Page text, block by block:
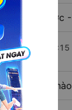
Cái Nước
bắt đầu từ
- Sài Gòn